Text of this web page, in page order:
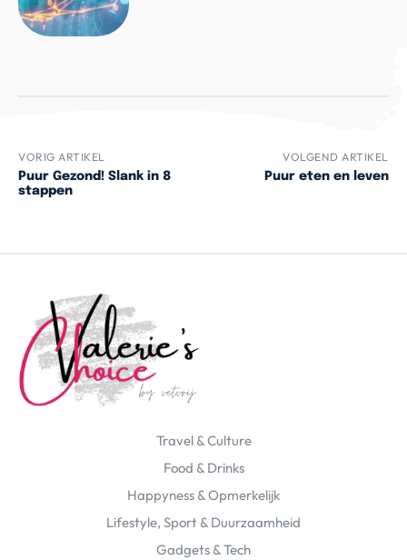
VORIG ARTIKEL
Puur Gezond! Slank in 8
stappen
VOLGEND ARTIKEL
Puur eten en leven
Travel & Culture
Food & Drinks
Happyness & Opmerkelijk
Lifestyle, Sport & Duurzaamheid
Gadgets & Tech